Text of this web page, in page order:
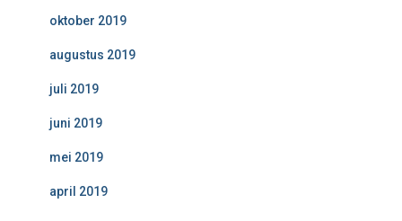
oktober 2019
augustus 2019
juli 2019
juni 2019
mei 2019
april 2019